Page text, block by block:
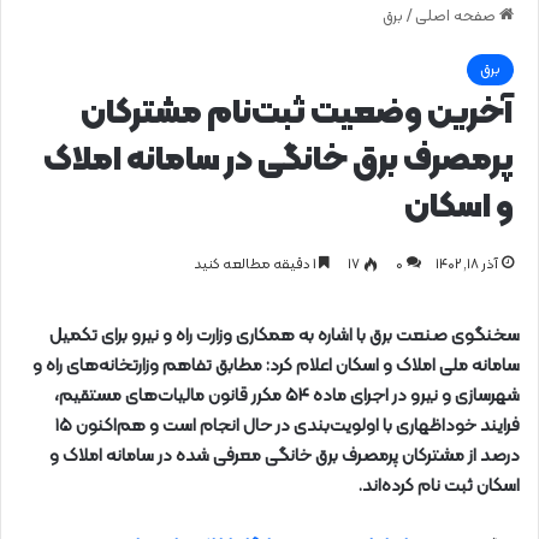
صفحه اصلی / برق
برق
آخرین وضعیت ثبت‌نام مشترکان
پرمصرف برق خانگی در سامانه املاک
و اسکان
آذر ۱۸, ۱۴۰۲ 0 ۱۷
سخنگوی صنعت برق با اشاره به همکاری وزارت راه و نیرو برای تکمیل
سامانه ملی املاک و اسکان اعلام کرد: مطابق تفاهم وزارتخانه‌های راه و
شهرسازی و نیرو در اجرای ماده ۵۴ مکرر قانون مالیات‌های مستقیم،
فرایند خوداظهاری با اولویت‌بندی در حال انجام است و هم‌اکنون ۱۵
درصد از مشترکان پرمصرف برق خانگی معرفی شده در سامانه املاک و
اسکان ثبت نام کرده‌اند.